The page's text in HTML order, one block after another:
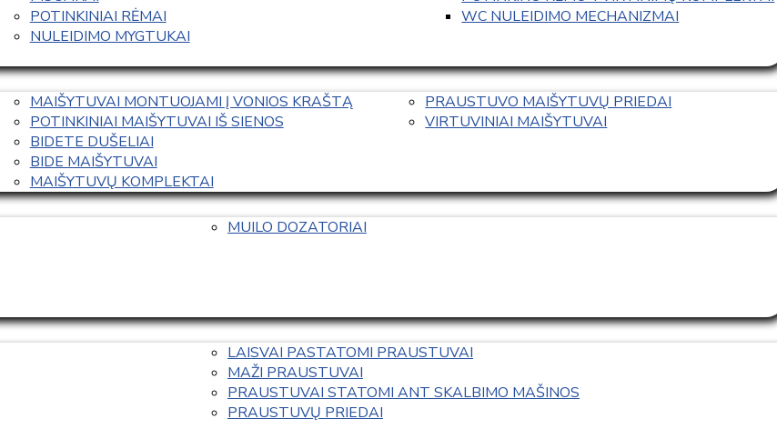
POTINKINIAI RĖMAI
NULEIDIMO MYGTUKAI
WC NULEIDIMO MECHANIZMAI
MAIŠYTUVAI MONTUOJAMI Į VONIOS KRAŠTĄ
POTINKINIAI MAIŠYTUVAI IŠ SIENOS
BIDETE DUŠELIAI
BIDE MAIŠYTUVAI
MAIŠYTUVŲ KOMPLEKTAI
PRAUSTUVO MAIŠYTUVŲ PRIEDAI
VIRTUVINIAI MAIŠYTUVAI
MUILO DOZATORIAI
LAISVAI PASTATOMI PRAUSTUVAI
MAŽI PRAUSTUVAI
PRAUSTUVAI STATOMI ANT SKALBIMO MAŠINOS
PRAUSTUVŲ PRIEDAI